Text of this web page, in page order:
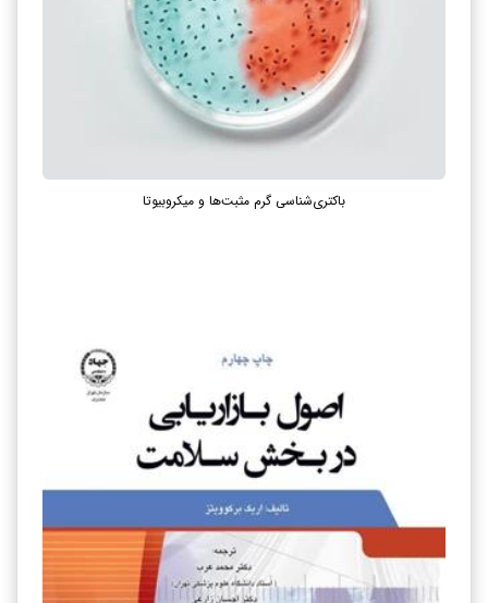
باکتری‌شناسی گرم مثبت‌ها و میکروبیوتا